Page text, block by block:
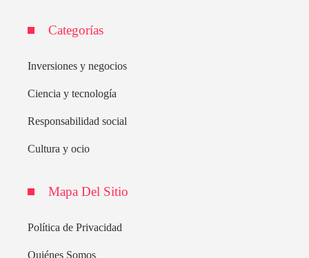
Categorías
Inversiones y negocios
Ciencia y tecnología
Responsabilidad social
Cultura y ocio
Mapa Del Sitio
Política de Privacidad
Quiénes Somos